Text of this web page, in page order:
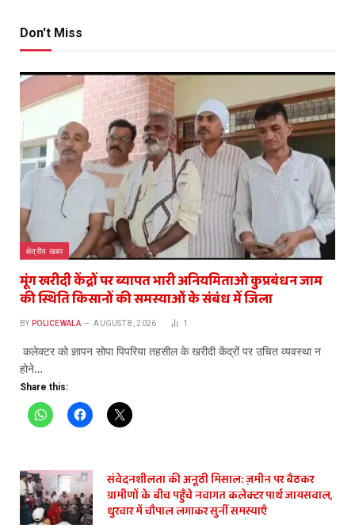
Don't Miss
क्षेत्रीय खबर
मूंग खरीदी केंद्रों पर ब्यापत भारी अनियमिताओ कुप्रबंधन जाम
की स्थिति किसानों की समस्याओं के संबंध में जिला
BY POLICEWALA AUGUST 8, 2026 1
कलेक्टर को ज्ञापन सोपा पिपरिया तहसील के खरीदी केंद्रों पर उचित व्यवस्था न
होने…
Share this:
संवेदनशीलता की अनूठी मिसाल: ज़मीन पर बैठकर
ग्रामीणों के बीच पहुँचे नवागत कलेक्टर पार्थ जायसवाल,
धुरवार में चौपाल लगाकर सुनीं समस्याएँ